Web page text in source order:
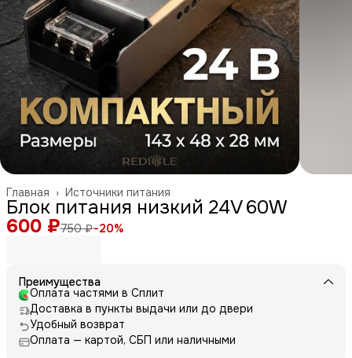
Источники питания
Главная ›
Блок питания низкий 24V 60W
600 ₽750 ₽−20%
Преимущества
Оплата частями в Сплит
Доставка в пункты выдачи или до двери
Удобный возврат
Оплата — картой, СБП или наличными